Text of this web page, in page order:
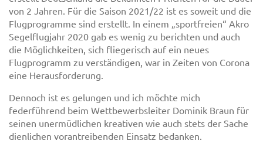
von 2 Jahren. Für die Saison 2021/22 ist es soweit und die
Flugprogramme sind erstellt. In einem „sportfreien“ Akro
Segelflugjahr 2020 gab es wenig zu berichten und auch
die Möglichkeiten, sich fliegerisch auf ein neues
Flugprogramm zu verständigen, war in Zeiten von Corona
eine Herausforderung.
Dennoch ist es gelungen und ich möchte mich
federführend beim Wettbewerbsleiter Dominik Braun für
seinen unermüdlichen kreativen wie auch stets der Sache
dienlichen vorantreibenden Einsatz bedanken.